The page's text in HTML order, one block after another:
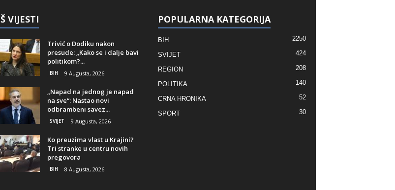
VIJESTI
Trivić o Dodiku nakon
presude: „Kako se i dalje bavi
politikom?...
BIH 9 Augusta, 2026
„Napad na jednog je napad
na sve“: Nastao novi
odbrambeni savez...
SVIJET 9 Augusta, 2026
Ko preuzima vlast u Krajini?
Tri stranke u centru novih
pregovora
BIH 8 Augusta, 2026
POPULARNA KATEGORIJA
BIH 2250
SVIJET 424
REGION 208
POLITIKA 140
CRNA HRONIKA 52
SPORT 30